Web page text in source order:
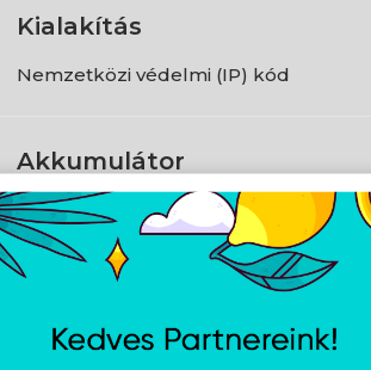
Kialakítás
Nemzetközi védelmi (IP) kód
Akkumulátor
Gyorstöltés (Quick Charge)
Gyorstöltési idő
Hangszóró